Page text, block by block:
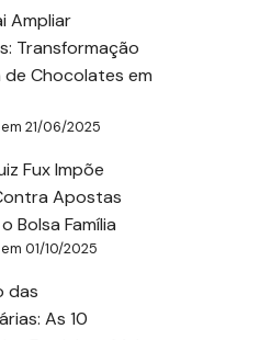
Ampliar
Transformação
de Chocolates em
21/06/2025
Fux Impõe
Apostas
Bolsa Família
01/10/2025
das
As 10